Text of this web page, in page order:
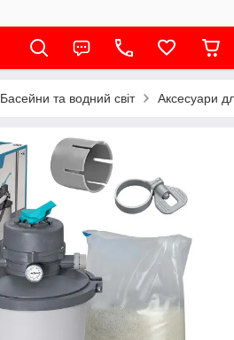
Басейни та водний світ Аксесуари